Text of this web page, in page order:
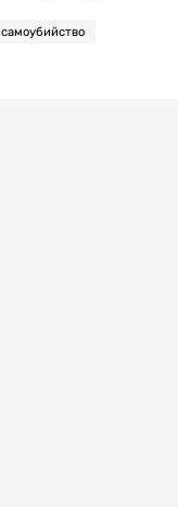
самоубийство